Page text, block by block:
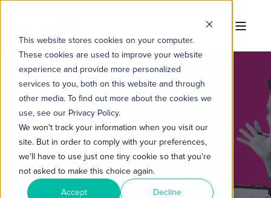
This website stores cookies on your computer.
These cookies are used to improve your website
experience and provide more personalized
services to you, both on this website and through
other media. To find out more about the cookies we
use, see our Privacy Policy.
We won't track your information when you visit our
site. But in order to comply with your preferences,
we'll have to use just one tiny cookie so that you're
not asked to make this choice again.
Accept Decline
MELHORES PRÁTICAS PARA
IMPLEMENTAÇÃO HUBSPOT E
INBOUND